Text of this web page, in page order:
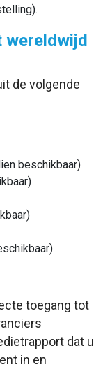
wereldwijd
de volgende
beschikbaar)
toegang tot
dat u
in en